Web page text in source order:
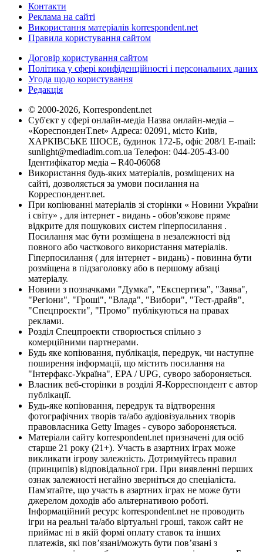
Контакти
Реклама на сайті
Використання матеріалів korrespondent.net
Правила користування сайтом
Договір користування сайтом
Політика у сфері конфіденційності і персональних даних
Угода щодо користування
Редакція
© 2000-2026, Korrespondent.net
Суб'єкт у сфері онлайн-медіа Назва онлайн-медіа –
«КореспонденТ.net» Адреса: 02091, місто Київ,
ХАРКІВСЬКЕ ШОСЕ, будинок 172-Б, офіс 208/1 E-mail:
sunlight@mediadim.com.ua Телефон: 044-205-43-00
Ідентифікатор медіа – R40-06068
Використання будь-яких матеріалів, розміщених на
сайті, дозволяється за умови посилання на
Корреспондент.net.
При копіюванні матеріалів зі сторінки « Новини України
і світу» , для інтернет - видань - обов'язкове пряме
відкрите для пошукових систем гіперпосилання .
Посилання має бути розміщена в незалежності від
повного або часткового використання матеріалів.
Гіперпосилання ( для інтернет - видань) - повинна бути
розміщена в підзаголовку або в першому абзаці
матеріалу.
Новини з позначками "Думка", "Експертиза", "Заява",
"Регіони", "Гроші", "Влада", "Вибори", "Тест-драйв",
"Спецпроекти", "Промо" публікуються на правах
реклами.
Розділ Спецпроекти створюється спільно з
комерційними партнерами.
Будь яке копіювання, публікація, передрук, чи наступне
поширення інформації, що містить посилання на
"Інтерфакс-Україна", EPA / UPG, суворо забороняється.
Власник веб-сторінки в розділі Я-Корреспондент є автор
публікації.
Будь-яке копіювання, передрук та відтворення
фотографічних творів та/або аудіовізуальних творів
правовласника Getty Images - суворо забороняється.
Матеріали сайту korrespondent.net призначені для осіб
старше 21 року (21+). Участь в азартних іграх може
викликати ігрову залежність. Дотримуйтесь правил
(принципів) відповідальної гри. При виявленні перших
ознак залежності негайно зверніться до спеціаліста.
Пам'ятайте, що участь в азартних іграх не може бути
джерелом доходів або альтернативою роботі.
Інформаційний ресурс korrespondent.net не проводить
ігри на реальні та/або віртуальні гроші, також сайт не
приймає ні в якій формі оплату ставок та інших
платежів, які пов’язані/можуть бути пов’язані з